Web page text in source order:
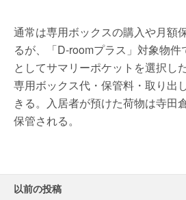
通常は専用ボックスの購入や月額
るが、「D-roomプラス」対象物
としてサマリーポケットを選択し
専用ボックス代・保管料・取り出
きる。入居者が預けた荷物は寺田
保管される。
以前の投稿